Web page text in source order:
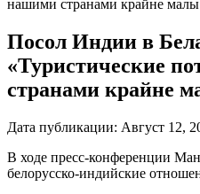
нашими странами крайне
Посол Индии в
«Туристические
странами крайне
Дата публикации: Август 12,
В ходе пресс-конференции
белорусско-индийские